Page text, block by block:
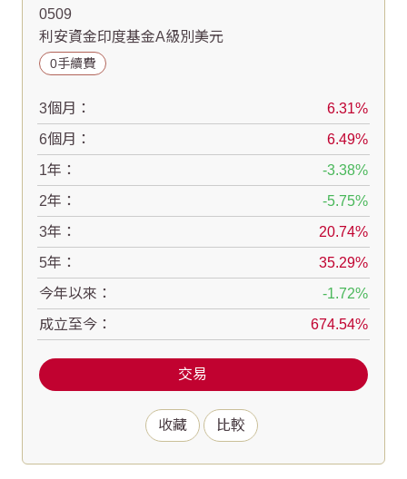
收藏 比較
0509
利安資金印度基金A級別美元
0手續費
3個月：
6.31
6個月：
6.49
1年：
-3.38
2年：
-5.75
3年：
20.74
5年：
35.29
今年以來：
-1.72
成立至今：
674.54
交易